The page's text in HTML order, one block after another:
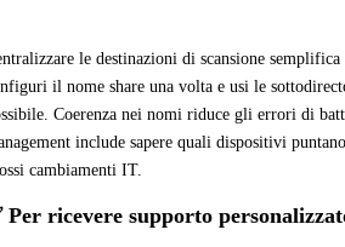
le destinazioni di scansione
il nome share una volta e usi le
Coerenza nei nomi riduce gli errori di
include sapere quali dispositivi
cambiamenti IT.
Per ricevere supporto